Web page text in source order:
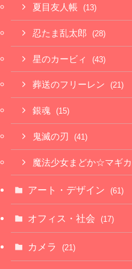
夏目友人帳 (13)
忍たま乱太郎 (28)
星のカービィ (43)
葬送のフリーレン (21)
銀魂 (15)
鬼滅の刃 (41)
魔法少女まどか☆マギカ
アート・デザイン (61)
オフィス・社会 (17)
カメラ (21)